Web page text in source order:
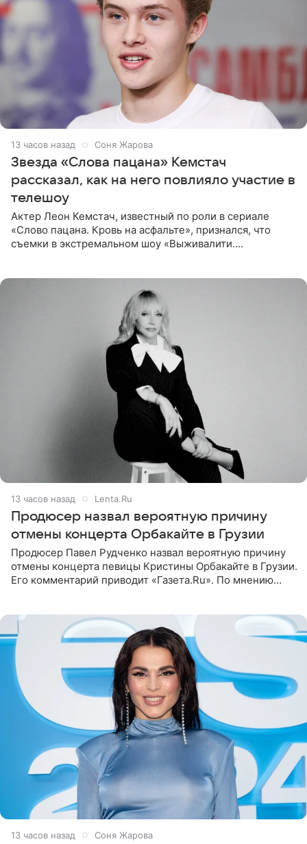
13 часов назад Соня Жарова
Звезда «Слова пацана» Кемстач
рассказал, как на него повлияло участие в
телешоу
Актер Леон Кемстач, известный по роли в сериале
«Слово пацана. Кровь на асфальте», признался, что
съемки в экстремальном шоу «Выживалити.
13 часов назад Lenta.Ru
Продюсер назвал вероятную причину
отмены концерта Орбакайте в Грузии
Продюсер Павел Рудченко назвал вероятную причину
отмены концерта певицы Кристины Орбакайте в Грузии.
Его комментарий приводит «Газета.Ru». По мнению
13 часов назад Соня Жарова